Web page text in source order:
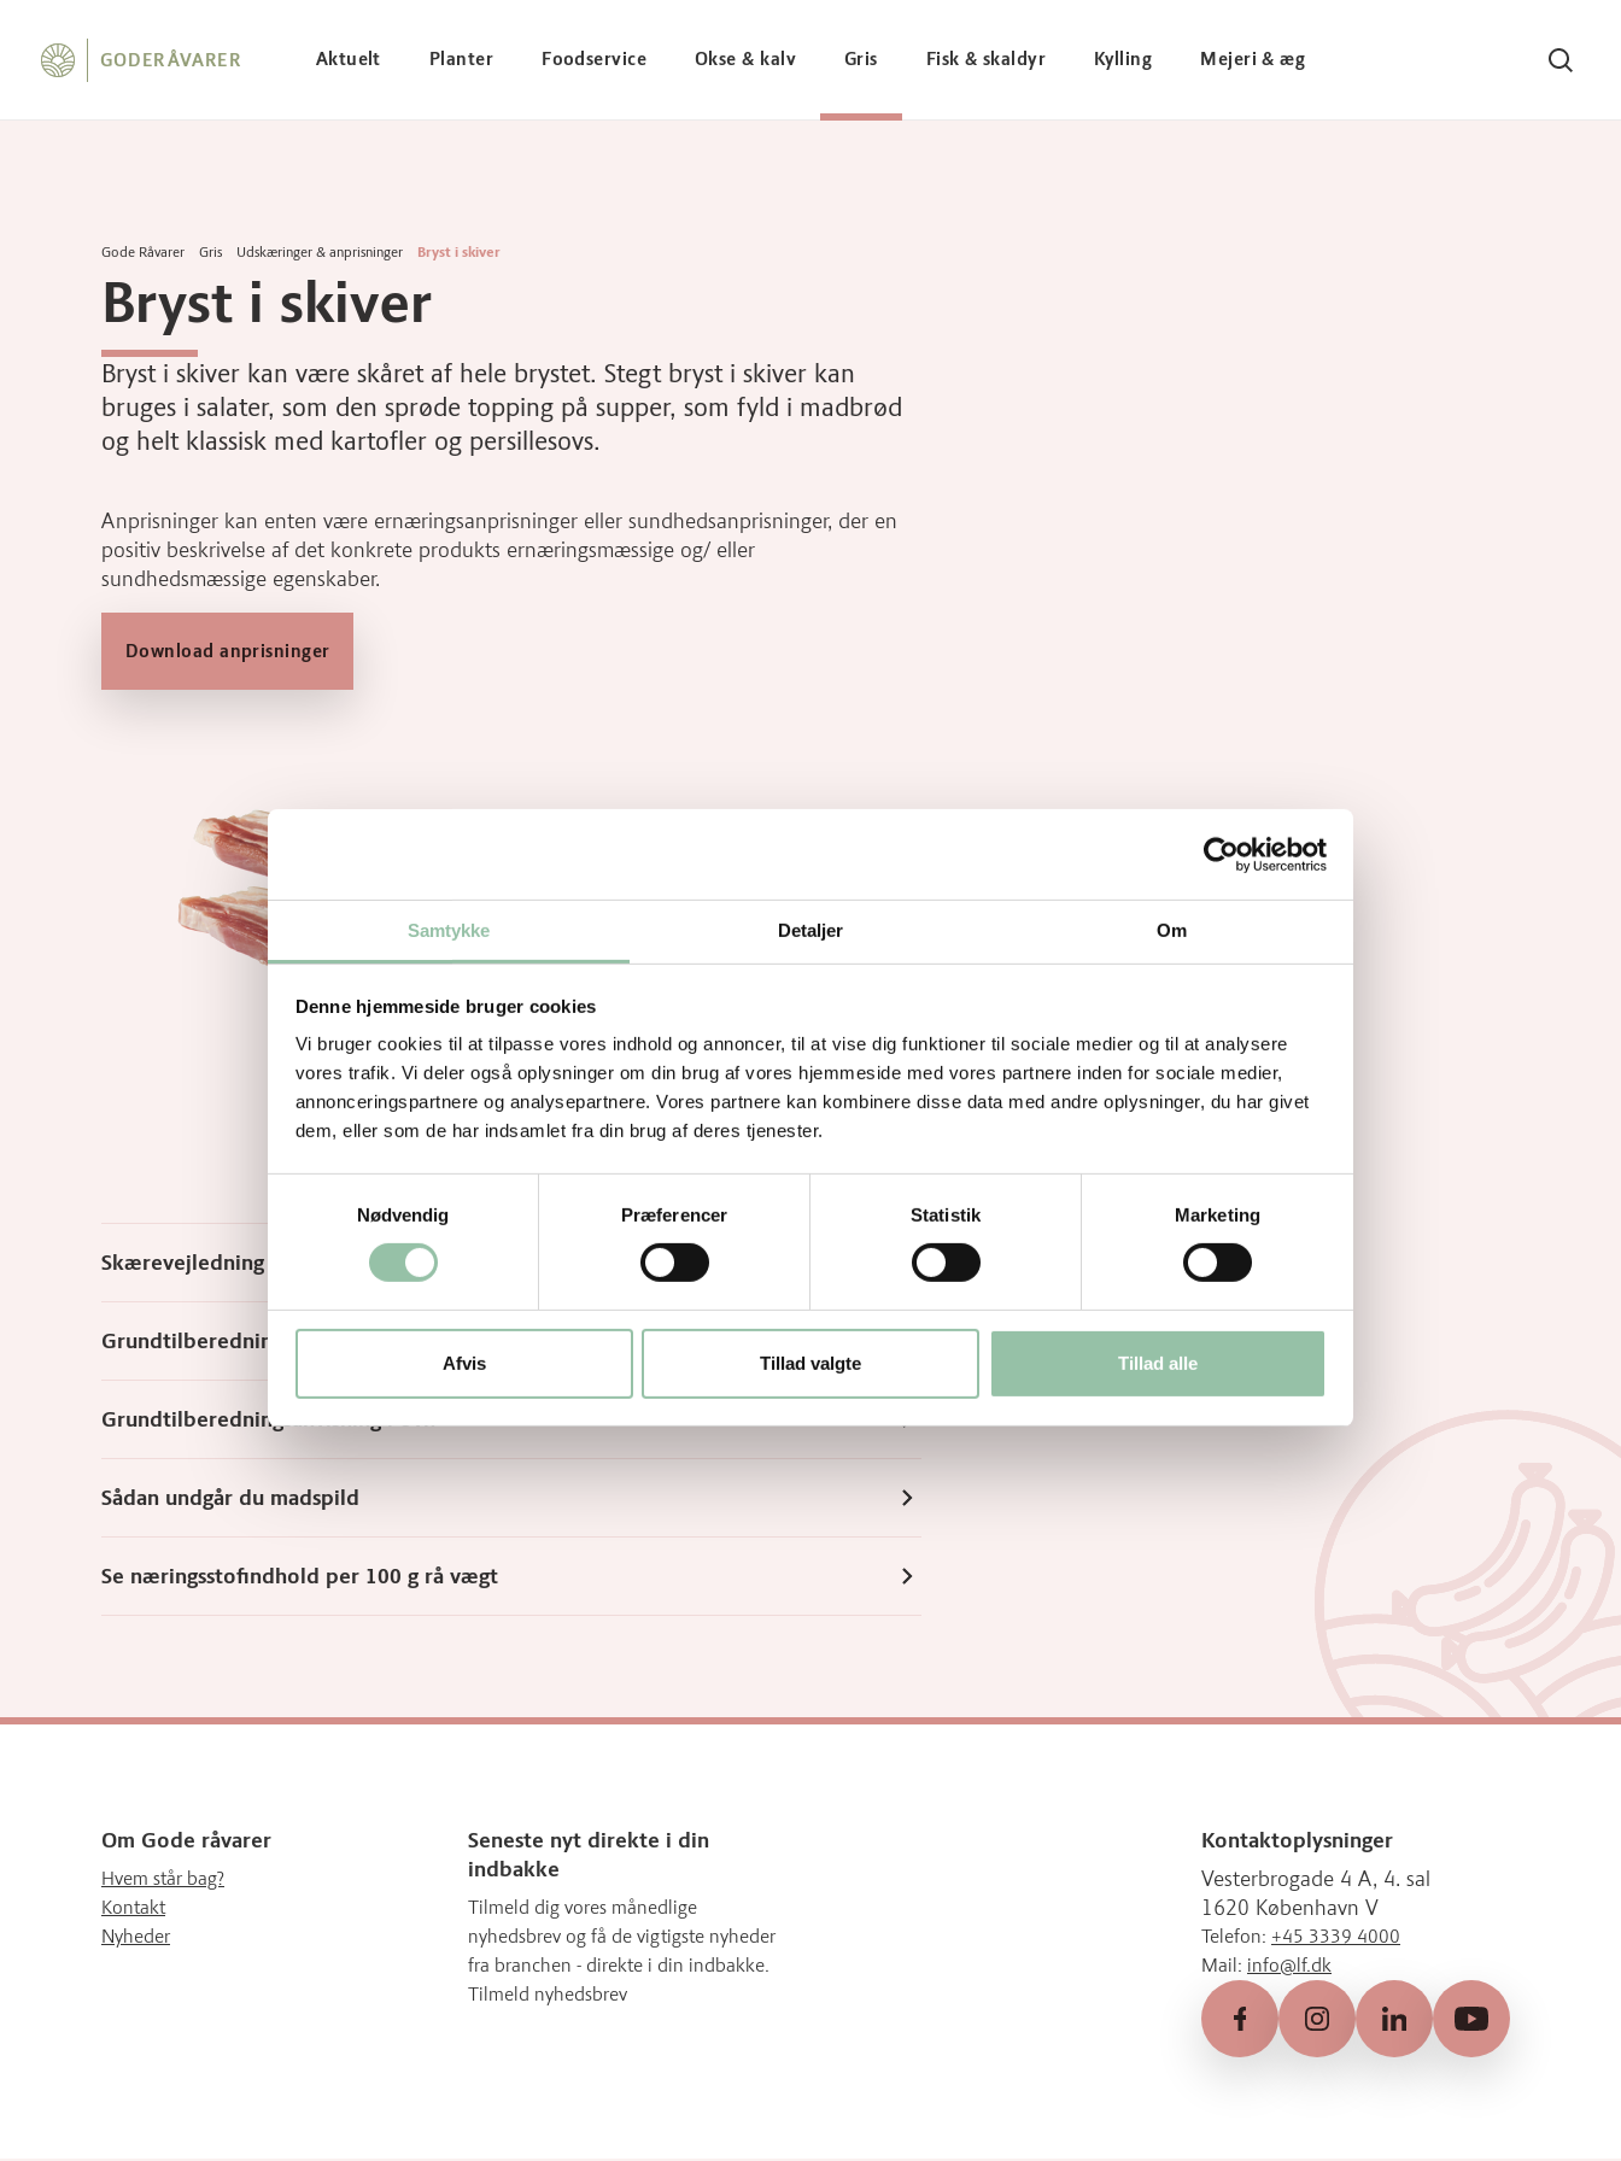
Samtykke Detaljer Om
Denne hjemmeside bruger cookies
Vi bruger cookies til at tilpasse vores indhold og annoncer, til at vise dig funktioner til sociale medier og til at analysere
vores trafik. Vi deler også oplysninger om din brug af vores hjemmeside med vores partnere inden for sociale medier,
annonceringspartnere og analysepartnere. Vores partnere kan kombinere disse data med andre oplysninger, du har givet
dem, eller som de har indsamlet fra din brug af deres tjenester.
Nødvendig
Præferencer Statistik Marketing
Afvis Tillad valgte Tillad alle
GODERÅVARER Aktuelt Planter Foodservice Okse & kalv Gris Fisk & skaldyr Kylling Mejeri & æg
Søg
Gode Råvarer Gris Udskæringer & anprisninger Bryst i skiver
Bryst i skiver
Bryst i skiver kan være skåret af hele brystet. Stegt bryst i skiver kan
bruges i salater, som den sprøde topping på supper, som fyld i madbrød
og helt klassisk med kartofler og persillesovs.
Anprisninger kan enten være ernæringsanprisninger eller sundhedsanprisninger, der en
positiv beskrivelse af det konkrete produkts ernæringsmæssige og/ eller
sundhedsmæssige egenskaber.
Download anprisninger
Skærevejledning
Grundtilberedningsanvisning på pande
Grundtilberedningsanvisning i ovn
Sådan undgår du madspild
Se næringsstofindhold per 100 g rå vægt
Om Gode råvarer
Hvem står bag?
Kontakt
Nyheder
Seneste nyt direkte i din
indbakke
Tilmeld dig vores månedlige
nyhedsbrev og få de vigtigste nyheder
fra branchen - direkte i din indbakke.
Tilmeld nyhedsbrev
Kontaktoplysninger
Vesterbrogade 4 A, 4. sal
1620 København V
Telefon: +45 3339 4000
Mail: info@lf.dk
FacebookInstagramLinkedIn YouTube